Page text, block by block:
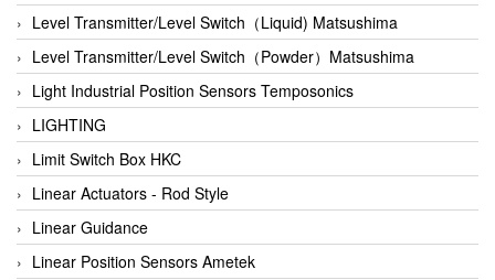
Auma
Autec
Auto Flow
Automatic valve
Aventics
Avproglobal
Axiomtek
AZBIL
Level Transmitter/Level Switch（Liquid) Matsushima
Level Transmitter/Level Switch（Powder）Matsushima
Light Industrial Position Sensors Temposonics
LIGHTING
Limit Switch Box HKC
Linear Actuators - Rod Style
Linear Guidance
Linear Position Sensors Ametek